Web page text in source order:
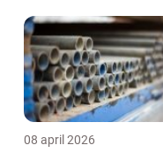
08 april 2026